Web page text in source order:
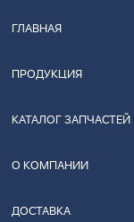
ГЛАВНАЯ
ПРОДУКЦИЯ
КАТАЛОГ ЗАПЧАСТЕЙ
О КОМПАНИИ
ДОСТАВКА